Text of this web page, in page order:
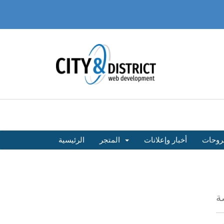
الرئيسية أخبار وإعلانات